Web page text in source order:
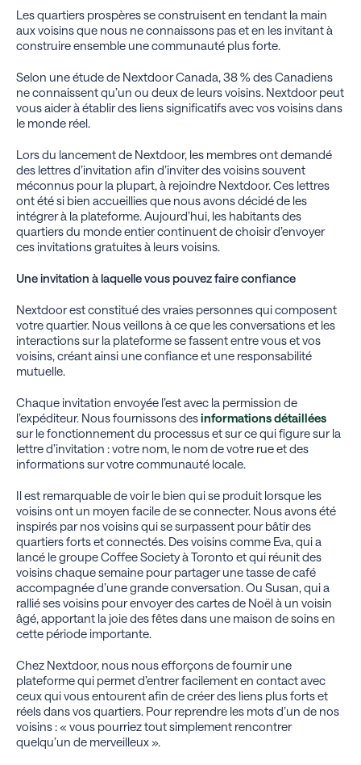
Les quartiers prospères se construisent en tendant la main
aux voisins que nous ne connaissons pas et en les invitant à
construire ensemble une communauté plus forte.
Selon une étude de Nextdoor Canada, 38 % des Canadiens
ne connaissent qu’un ou deux de leurs voisins. Nextdoor peut
vous aider à établir des liens significatifs avec vos voisins dans
le monde réel.
Lors du lancement de Nextdoor, les membres ont demandé
des lettres d’invitation afin d’inviter des voisins souvent
méconnus pour la plupart, à rejoindre Nextdoor. Ces lettres
ont été si bien accueillies que nous avons décidé de les
intégrer à la plateforme. Aujourd’hui, les habitants des
quartiers du monde entier continuent de choisir d’envoyer
ces invitations gratuites à leurs voisins.
Une invitation à laquelle vous pouvez faire confiance
Nextdoor est constitué des vraies personnes qui composent
votre quartier. Nous veillons à ce que les conversations et les
interactions sur la plateforme se fassent entre vous et vos
voisins, créant ainsi une confiance et une responsabilité
mutuelle.
Chaque invitation envoyée l’est avec la permission de
l’expéditeur. Nous fournissons desinformations détaillées
sur le fonctionnement du processus et sur ce qui figure sur la
lettre d’invitation : votre nom, le nom de votre rue et des
informations sur votre communauté locale.
Il est remarquable de voir le bien qui se produit lorsque les
voisins ont un moyen facile de se connecter. Nous avons été
inspirés par nos voisins qui se surpassent pour bâtir des
quartiers forts et connectés. Des voisins comme Eva, qui a
lancé le groupe Coffee Society à Toronto et qui réunit des
voisins chaque semaine pour partager une tasse de café
accompagnée d’une grande conversation. Ou Susan, qui a
rallié ses voisins pour envoyer des cartes de Noël à un voisin
âgé, apportant la joie des fêtes dans une maison de soins en
cette période importante.
Chez Nextdoor, nous nous efforçons de fournir une
plateforme qui permet d’entrer facilement en contact avec
ceux qui vous entourent afin de créer des liens plus forts et
réels dans vos quartiers. Pour reprendre les mots d’un de nos
voisins : « vous pourriez tout simplement rencontrer
quelqu’un de merveilleux ».